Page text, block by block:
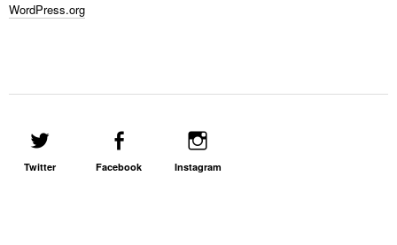
WordPress.org
Twitter Facebook Instagram